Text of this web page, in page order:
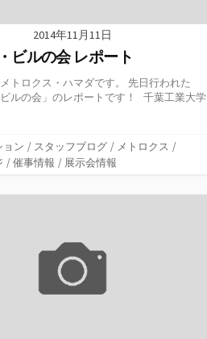
2014年11月11日
ビルの会 レポート
トロクス・ハマダです。 先日行われた
ビルの会」のレポートです！ 千葉工業大学
ョン / スタッフブログ / メトロクス /
/ 催事情報 / 展示会情報